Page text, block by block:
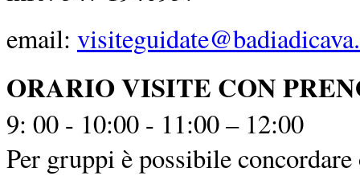
email:
ORARIO VISITE CON
9: 00 - 10:00 - 11:00 – 12:00
Per gruppi è possibile